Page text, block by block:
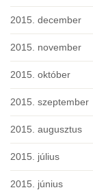
2015. december
2015. november
2015. október
2015. szeptember
2015. augusztus
2015. július
2015. június